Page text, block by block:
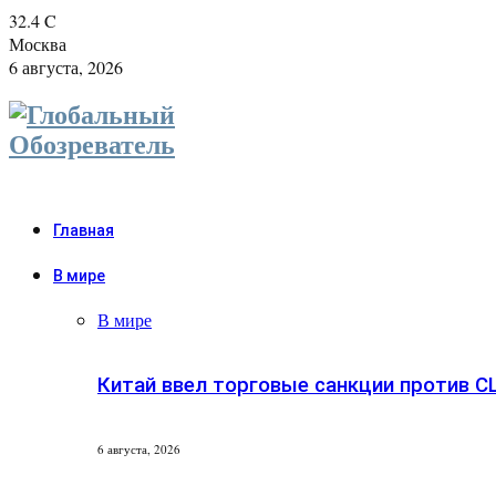
32.4C
Москва
6 августа, 2026
Главная
В мире
В мире
Китай ввел торговые санкции против
6 августа, 2026